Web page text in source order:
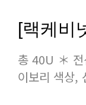
[랙케비
이보리 색상,